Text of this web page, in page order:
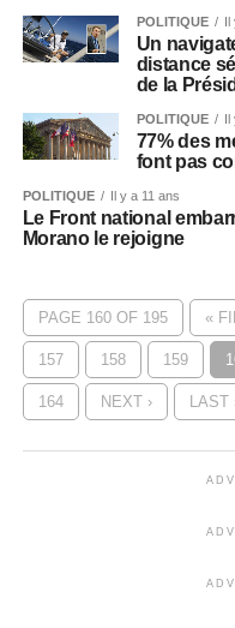
POLITIQUE
Un
distance
de la
POLITIQUE
77% des
font pas
POLITIQUE Il y a 11 ans
Le Front national
Morano le rejoigne
PAGE 160 OF 195 «
157 158 159
164 NEXT › LAST